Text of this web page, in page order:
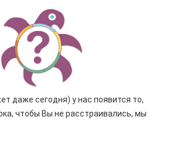
даже сегодня) у нас появится то,
чтобы Вы не расстраивались, мы